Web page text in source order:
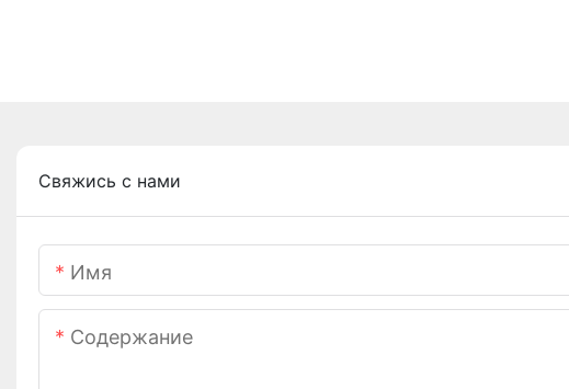
Свяжись с нами
Имя
Содержание